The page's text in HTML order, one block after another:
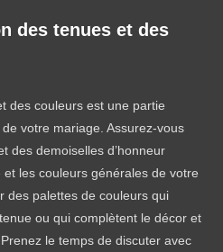
des tenues et des
des couleurs est une partie
votre mariage. Assurez-vous
des demoiselles d’honneur
et les couleurs générales de votre
des palettes de couleurs qui
ou qui complètent le décor et
le temps de discuter avec